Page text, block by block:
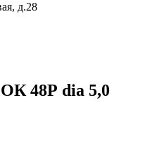
д.28
48Р dia 5,0